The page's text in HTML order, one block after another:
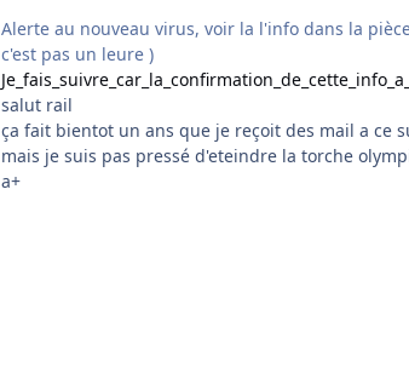
Alerte au nouveau virus, voir la l'info dans la
c'est pas un leure )
salut rail
ça fait bientot un ans que je reçoit des mail a ce
mais je suis pas pressé d'eteindre la torche
a+